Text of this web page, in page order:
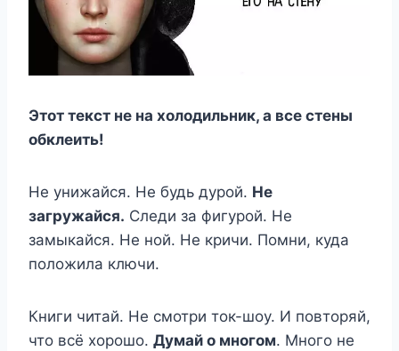
Этот текст не на холодильник, а все стены
обклеить!
Не унижайся. Не будь дурой. Не
загружайся. Следи за фигурой. Не
замыкайся. Не ной. Не кричи. Помни, куда
положила ключи.
Книги читай. Не смотри ток-шоу. И повторяй,
что всё хорошо. Думай о многом. Много не